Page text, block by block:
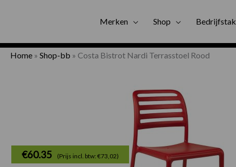
Merken Shop Bedrijfstak
Gratis bezorging
Home » Shop-bb » Costa Bistrot Nardi Terrasstoel Rood
€60.35 (Prijs incl. btw: €73,02)